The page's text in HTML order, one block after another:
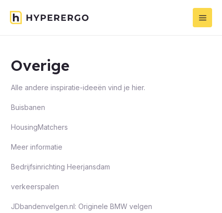
Overige
Alle andere inspiratie-ideeën vind je hier.
Buisbanen
HousingMatchers
Meer informatie
Bedrijfsinrichting Heerjansdam
verkeerspalen
JDbandenvelgen.nl: Originele BMW velgen